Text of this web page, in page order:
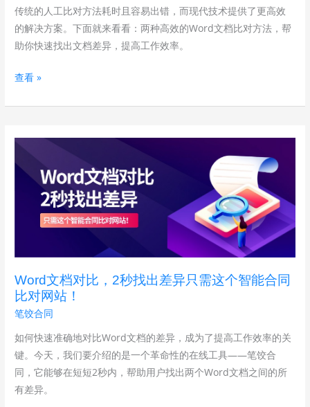
传统的人工比对方法耗时且容易出错，而现代技术提供了更高效
的解决方案。下面就来看看：两种高效的Word文档比对方法，帮
助你快速找出文档差异，提高工作效率。
比
对
法，
速
异！
查看 »
Word文档对比，2秒找出差异只需这个智能合同
比对网站！
笔饺合同
如何快速准确地对比Word文档的差异，成为了提高工作效率的关
键。今天，我们要介绍的是一个革命性的在线工具——笔饺合
同，它能够在短短2秒内，帮助用户找出两个Word文档之间的所
有差异。
Word
文
出
差
异
只
需
这
个